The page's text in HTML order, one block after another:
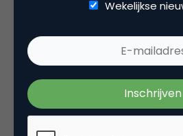
De vrijheid om alles te
droomt. Voor veel creatieve
Photoshop
hét programma
en dag de mooiste creaties
serie vette product video’s
Wekelijkse